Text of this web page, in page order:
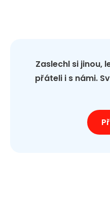
Zaslechl si jinou,
přáteli i s námi.